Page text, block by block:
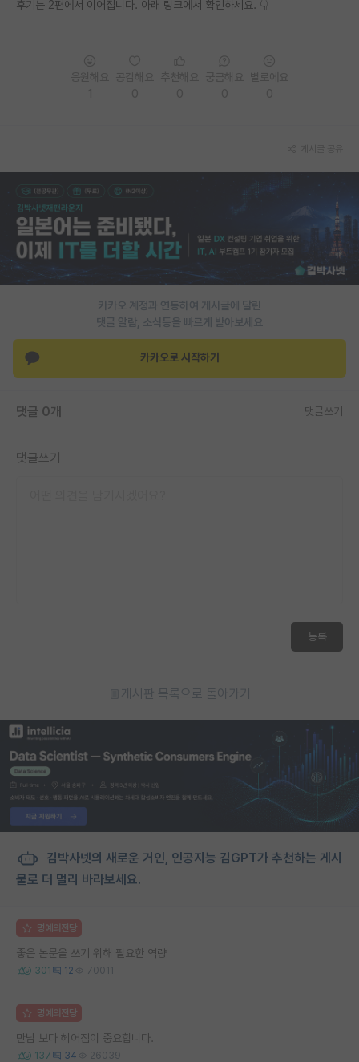
후기는 2편에서 이어집니다. 아래 링크에서 확인하세요. 👇
카카오 계정과 연동하여 게시글에 달린
댓글 알람, 소식등을 빠르게 받아보세요
카카오로 시작하기
댓글 0개 댓글쓰기
댓글쓰기
등록
게시판 목록으로 돌아가기
김박사넷의 새로운 거인, 인공지능 김GPT가 추천하는 게시
물로 더 멀리 바라보세요.
명예의전당
좋은 논문을 쓰기 위해 필요한 역량
301 12 70011
명예의전당
만남 보다 헤어짐이 중요합니다.
137 34 26039